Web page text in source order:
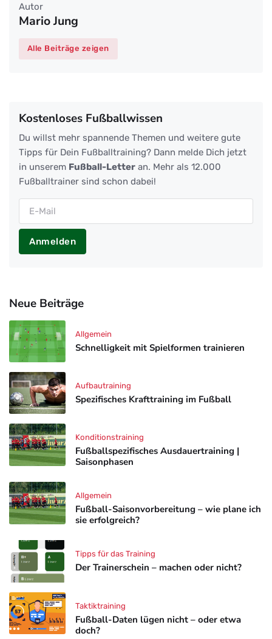
Autor
Mario Jung
Alle Beiträge zeigen
Kostenloses Fußballwissen
Du willst mehr spannende Themen und weitere gute
Tipps für Dein Fußballtraining? Dann melde Dich jetzt
in unserem Fußball-Letter an. Mehr als 12.000
Fußballtrainer sind schon dabei!
Anmelden
Neue Beiträge
Schnelligkeit mit Spielformen trainieren
Allgemein
Spezifisches Krafttraining im Fußball
Aufbautraining
Fußballspezifisches Ausdauertraining |
Saisonphasen
Konditionstraining
Fußball-Saisonvorbereitung – wie plane ich
sie erfolgreich?
Allgemein
Der Trainerschein – machen oder nicht?
Tipps für das Training
Fußball-Daten lügen nicht – oder etwa
doch?
Taktiktraining